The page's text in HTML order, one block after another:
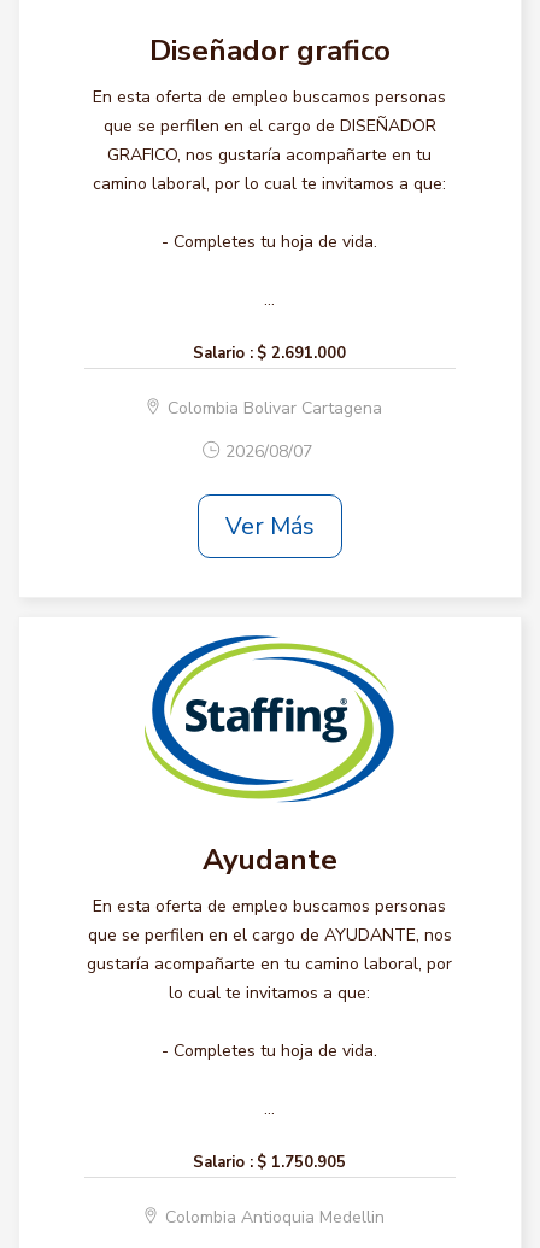
Diseñador grafico
En esta oferta de empleo buscamos personas
que se perfilen en el cargo de DISEÑADOR
GRAFICO, nos gustaría acompañarte en tu
camino laboral, por lo cual te invitamos a que:
- Completes tu hoja de vida.
...
Salario : $ 2.691.000
Colombia Bolivar Cartagena
2026/08/07
Ver Más
Ayudante
En esta oferta de empleo buscamos personas
que se perfilen en el cargo de AYUDANTE, nos
gustaría acompañarte en tu camino laboral, por
lo cual te invitamos a que:
- Completes tu hoja de vida.
...
Salario : $ 1.750.905
Colombia Antioquia Medellin